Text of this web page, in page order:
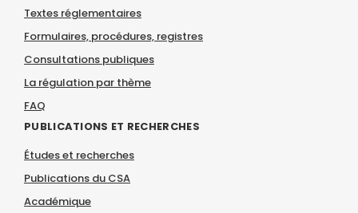
Textes réglementaires
Formulaires, procédures, registres
Consultations publiques
La régulation par thème
FAQ
PUBLICATIONS ET RECHERCHES
Études et recherches
Publications du CSA
Académique